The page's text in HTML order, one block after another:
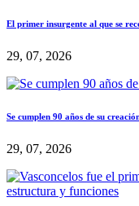
El primer insurgente al que se
29, 07, 2026
Se cumplen 90 años de su
29, 07, 2026